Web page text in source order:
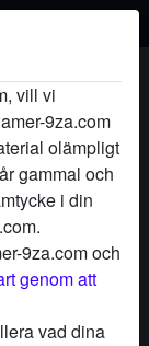
vill vi
9za.com
olämpligt
gammal och
i din
9za.com och
genom att
vad dina